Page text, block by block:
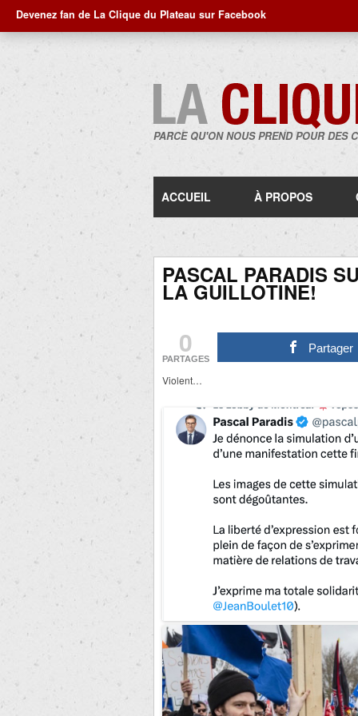
Devenez fan de La Clique du Plateau sur Facebook
PARCE QU'ON NOUS PREND POUR DES
ACCUEIL À PROPOS
PASCAL PARADIS
LA GUILLOTINE!
0
PARTAGES
Partager
Violent…